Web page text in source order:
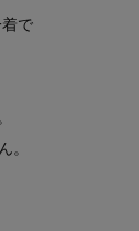
で
。